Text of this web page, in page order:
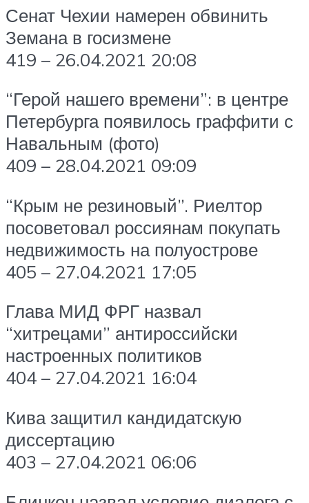
Сенат Чехии намерен обвинить
Земана в госизмене
419 – 26.04.2021 20:08
“Герой нашего времени”: в центре
Петербурга появилось граффити с
Навальным (фото)
409 – 28.04.2021 09:09
“Крым не резиновый”. Риелтор
посоветовал россиянам покупать
недвижимость на полуострове
405 – 27.04.2021 17:05
Глава МИД ФРГ назвал
“хитрецами” антироссийски
настроенных политиков
404 – 27.04.2021 16:04
Кива защитил кандидатскую
диссертацию
403 – 27.04.2021 06:06